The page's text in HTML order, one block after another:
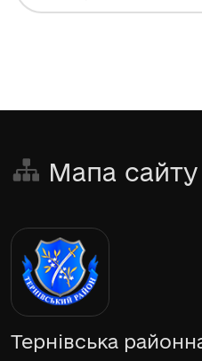
Мапа сайту
Тернівська